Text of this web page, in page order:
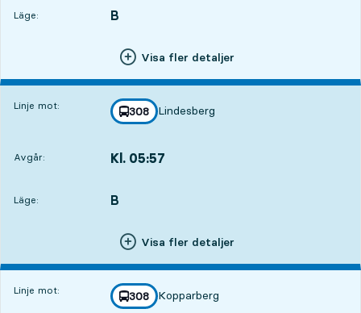
Läge:
LÄGE, B
,
Visa fler detaljer
Linje mot: linje
308
mot
Lindesberg
,
Avgår: Kl. 05:57
Läge:
LÄGE, B
,
Visa fler detaljer
Linje mot: linje
308
mot
Kopparberg
,